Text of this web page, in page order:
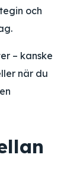
och
– kanske
när du